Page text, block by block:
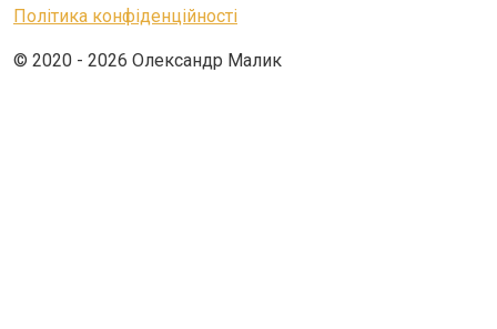
Політика конфіденційності
© 2020 - 2026 Олександр Малик